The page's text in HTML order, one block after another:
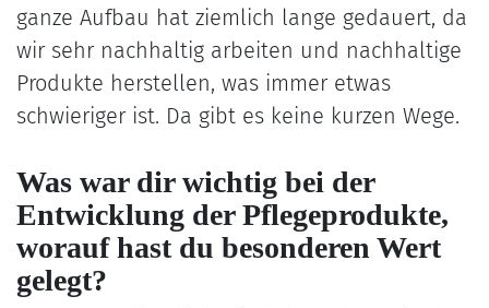
ganze Aufbau hat ziemlich lange gedauert, da
wir sehr nachhaltig arbeiten und nachhaltige
Produkte herstellen, was immer etwas
schwieriger ist. Da gibt es keine kurzen Wege.
Was war dir wichtig bei der
Entwicklung der Pflegeprodukte,
worauf hast du besonderen Wert
gelegt?